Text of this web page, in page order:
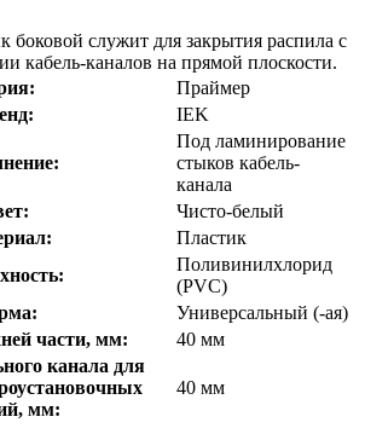
боковой служит для закрытия распила с
кабель-каналов на прямой плоскости.
Праймер
IEK
Под ламинирование
стыков кабель-
канала
Чисто-белый
Пластик
Поливинилхлорид
(PVC)
Универсальный (-ая)
части, мм:
40 мм
канала для
мм:
40 мм